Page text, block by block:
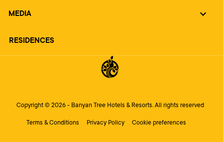
MEDIA
RESIDENCES
Copyright © 2026 - Banyan Tree Hotels & Resorts. All rights reserved
Terms & Conditions Privacy Policy Cookie preferences